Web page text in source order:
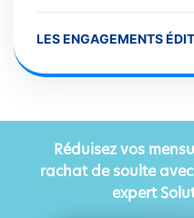
LES ENGAGEMENTS
Réduisez vos
rachat de soulte
expert